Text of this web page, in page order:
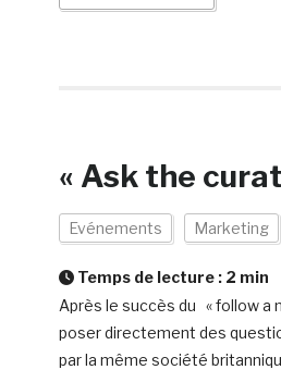
« Ask the
Evénements Marketing
Temps de lecture : 2 min
Après le succès du « follow a
poser directement des
par la même société